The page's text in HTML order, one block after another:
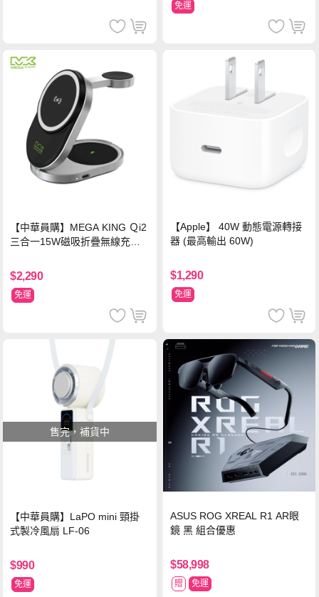
免運
【中華員購】MEGA KING Ｑi2
三合一15W磁吸折疊無線充電
$2,290
免運
【Apple】 40W 動態電源轉接
器 (最高輸出 60W)
$1,290
免運
售完，補貨中
【中華員購】LaPO mini 頸掛
式製冷風扇 LF-06
$990
免運
ASUS ROG XREAL R1 AR眼
鏡 黑 組合優惠
$58,998
贈 免運